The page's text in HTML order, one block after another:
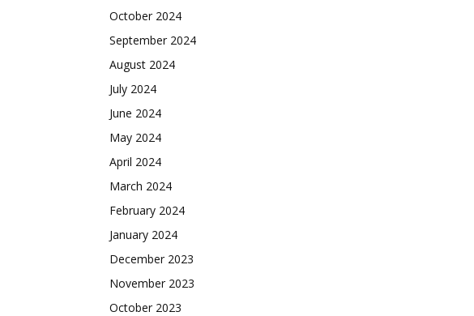
October 2024
September 2024
August 2024
July 2024
June 2024
May 2024
April 2024
March 2024
February 2024
January 2024
December 2023
November 2023
October 2023